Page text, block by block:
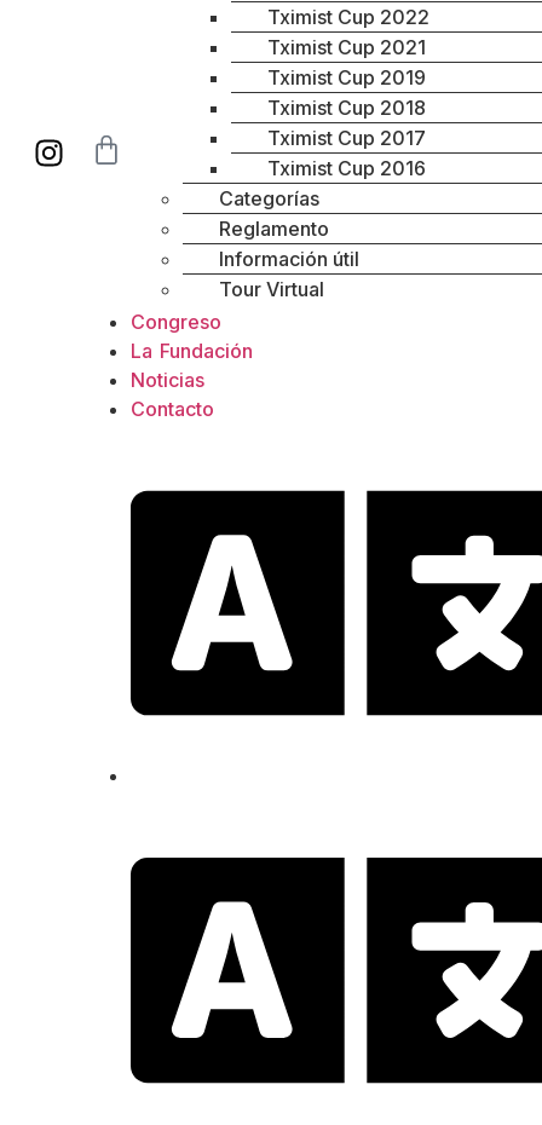
Tximist Cup 2022
Tximist Cup 2021
Tximist Cup 2019
Tximist Cup 2018
Tximist Cup 2017
Tximist Cup 2016
Categorías
Reglamento
Información útil
Tour Virtual
Congreso
La Fundación
Noticias
Contacto